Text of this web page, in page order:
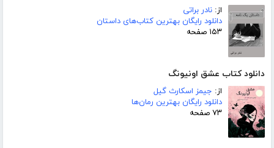
از: نادر براتی
دانلود رایگان بهترین کتاب‌های داستان
۱۵۳ صفحه
دانلود کتاب عشق اونیونگ
از: جیمز اسکارث گیل
دانلود رایگان بهترین رمان‌ها
۷۳ صفحه